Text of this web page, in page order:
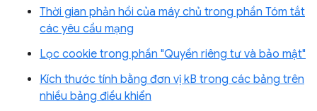
Thời gian phản hồi của máy chủ trong phần Tóm tắt
các yêu cầu mạng
Lọc cookie trong phần "Quyền riêng tư và bảo mật"
Kích thước tính bằng đơn vị kB trong các bảng trên
nhiều bảng điều khiển